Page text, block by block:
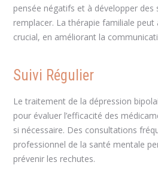
pensée négatifs et à développer des
remplacer. La thérapie familiale
crucial, en améliorant la
Suivi Régulier
Le traitement de la dépression
pour évaluer l’efficacité des
si nécessaire. Des consultations
professionnel de la santé mentale
prévenir les rechutes.